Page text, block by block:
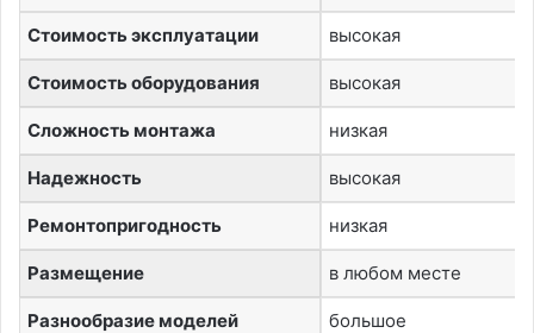
Стоимость эксплуатации высокая
Стоимость оборудования высокая
Сложность монтажа низкая
Надежность высокая
Ремонтопригодность низкая
Размещение в любом месте
Разнообразие моделей большое